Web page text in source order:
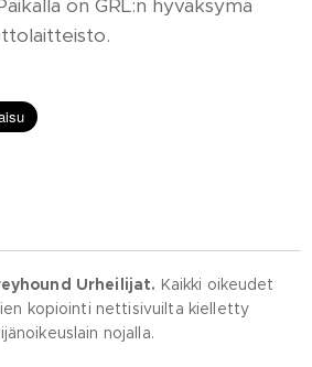
on GRL:n hyväksymä
Urheilijat. Kaikki oikeudet
kopiointi nettisivuilta kielletty
nojalla.